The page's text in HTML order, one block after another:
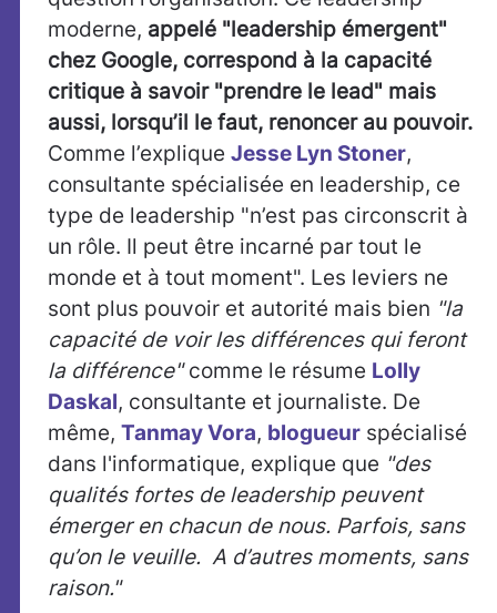
moderne, appelé "leadership émergent"
chez Google, correspond à la capacité
critique à savoir "prendre le lead" mais
aussi, lorsqu’il le faut, renoncer au pouvoir.
Comme l’explique Jesse Lyn Stoner,
consultante spécialisée en leadership, ce
type de leadership "n’est pas circonscrit à
un rôle. Il peut être incarné par tout le
monde et à tout moment". Les leviers ne
sont plus pouvoir et autorité mais bien "la
capacité de voir les différences qui feront
la différence"comme le résume Lolly
Daskal, consultante et journaliste. De
même, Tanmay Vora, blogueur spécialisé
dans l'informatique, explique que "des
qualités fortes de leadership peuvent
émerger en chacun de nous. Parfois, sans
qu’on le veuille. A d’autres moments, sans
raison."